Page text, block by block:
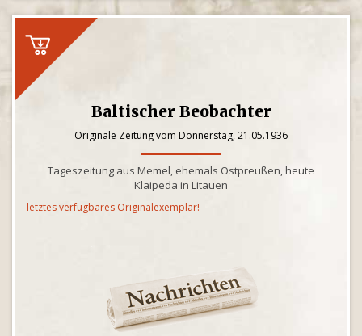
Baltischer Beobachter
Originale Zeitung vom Donnerstag, 21.05.1936
Tageszeitung aus Memel, ehemals Ostpreußen, heute
Klaipeda in Litauen
letztes verfügbares Originalexemplar!